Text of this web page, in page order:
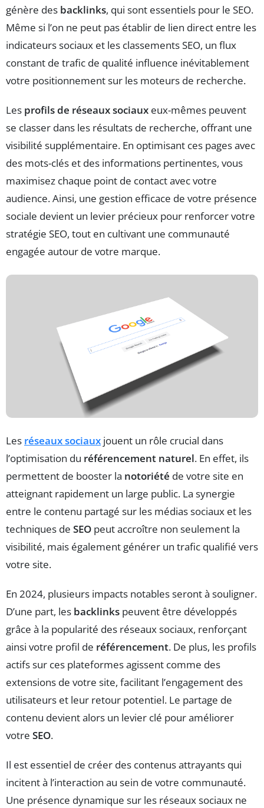
génère des backlinks, qui sont essentiels pour le SEO.
Même si l’on ne peut pas établir de lien direct entre les
indicateurs sociaux et les classements SEO, un flux
constant de trafic de qualité influence inévitablement
votre positionnement sur les moteurs de recherche.
Les profils de réseaux sociaux eux-mêmes peuvent
se classer dans les résultats de recherche, offrant une
visibilité supplémentaire. En optimisant ces pages avec
des mots-clés et des informations pertinentes, vous
maximisez chaque point de contact avec votre
audience. Ainsi, une gestion efficace de votre présence
sociale devient un levier précieux pour renforcer votre
stratégie SEO, tout en cultivant une communauté
engagée autour de votre marque.
Les réseaux sociaux jouent un rôle crucial dans
l’optimisation du référencement naturel. En effet, ils
permettent de booster la notoriété de votre site en
atteignant rapidement un large public. La synergie
entre le contenu partagé sur les médias sociaux et les
techniques de SEO peut accroître non seulement la
visibilité, mais également générer un trafic qualifié vers
votre site.
En 2024, plusieurs impacts notables seront à souligner.
D’une part, les backlinks peuvent être développés
grâce à la popularité des réseaux sociaux, renforçant
ainsi votre profil de référencement. De plus, les profils
actifs sur ces plateformes agissent comme des
extensions de votre site, facilitant l’engagement des
utilisateurs et leur retour potentiel. Le partage de
contenu devient alors un levier clé pour améliorer
votre SEO.
Il est essentiel de créer des contenus attrayants qui
incitent à l’interaction au sein de votre communauté.
Une présence dynamique sur les réseaux sociaux ne